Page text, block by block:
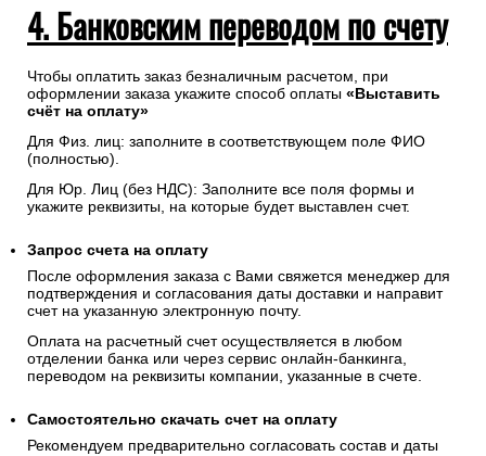
4. Банковским переводом по счету
Чтобы оплатить заказ безналичным расчетом, при
оформлении заказа укажите способ оплаты «Выставить
счёт на оплату»
Для Физ. лиц: заполните в соответствующем поле ФИО
(полностью).
Для Юр. Лиц (без НДС): Заполните все поля формы и
укажите реквизиты, на которые будет выставлен счет.
Запрос счета на оплату
После оформления заказа с Вами свяжется менеджер для
подтверждения и согласования даты доставки и направит
счет на указанную электронную почту.
Оплата на расчетный счет осуществляется в любом
отделении банка или через сервис онлайн-банкинга,
переводом на реквизиты компании, указанные в счете.
Самостоятельно скачать счет на оплату
Рекомендуем предварительно согласовать состав и даты